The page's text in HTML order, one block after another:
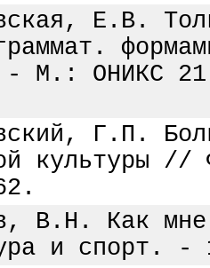
Е.В.
- М.: ОНИКС
Г.П.
культуры
В.Н. Как
и